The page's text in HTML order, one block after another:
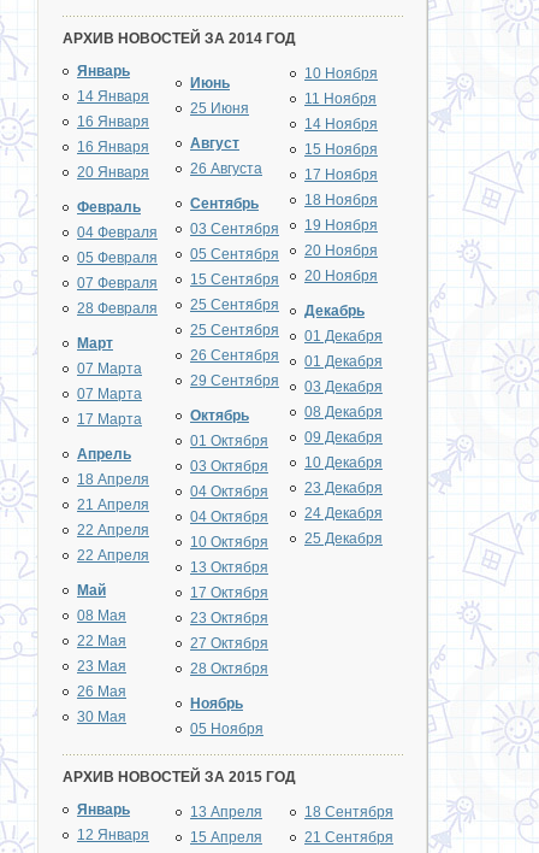
АРХИВ НОВОСТЕЙ ЗА 2014 ГОД
Январь
14 Января
16 Января
16 Января
20 Января
Февраль
04 Февраля
05 Февраля
07 Февраля
28 Февраля
Март
07 Марта
07 Марта
17 Марта
Апрель
18 Апреля
21 Апреля
22 Апреля
22 Апреля
Май
08 Мая
22 Мая
23 Мая
26 Мая
30 Мая
Июнь
25 Июня
Август
26 Августа
Сентябрь
03 Сентября
05 Сентября
15 Сентября
25 Сентября
25 Сентября
26 Сентября
29 Сентября
Октябрь
01 Октября
03 Октября
04 Октября
04 Октября
10 Октября
13 Октября
17 Октября
23 Октября
27 Октября
28 Октября
Ноябрь
05 Ноября
10 Ноября
11 Ноября
14 Ноября
15 Ноября
17 Ноября
18 Ноября
19 Ноября
20 Ноября
20 Ноября
Декабрь
01 Декабря
01 Декабря
03 Декабря
08 Декабря
09 Декабря
10 Декабря
23 Декабря
24 Декабря
25 Декабря
АРХИВ НОВОСТЕЙ ЗА 2015 ГОД
Январь
12 Января
13 Апреля
15 Апреля
18 Сентября
21 Сентября